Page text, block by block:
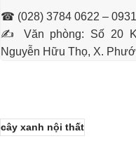
☎ (028) 3784 0622 –
✍ Văn phòng: Số 20
Nguyễn Hữu Thọ, X.
cây xanh nội thất